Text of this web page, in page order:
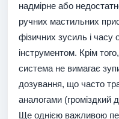
надмірне або
ручних мастильних
фізичних зусиль і часу
інструментом. Крім
система не вимагає
дозування, що часто
аналогами (громіздкий
Ще однією важливою